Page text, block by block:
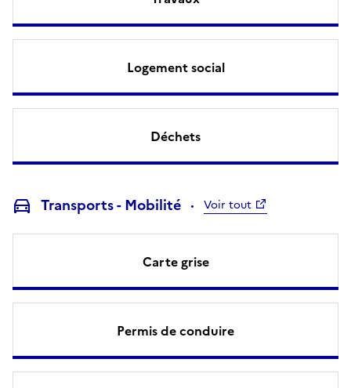
Logement social
Déchets
Transports - Mobilité Voir tout
Carte grise
Permis de conduire